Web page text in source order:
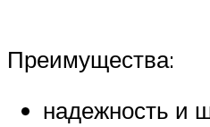
Преимущества:
надежность и